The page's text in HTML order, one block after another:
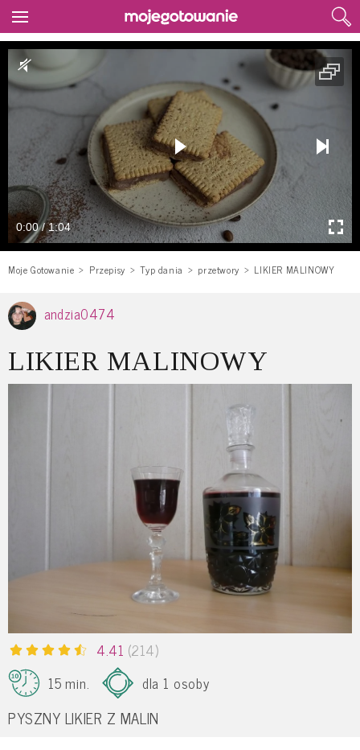
0:00 / 1:04
Moje Gotowanie Przepisy Typ dania przetwory LIKIER MALINOWY
andzia0474
LIKIER MALINOWY
4.41 (214)
15 min.
dla 1 osoby
PYSZNY LIKIER Z MALIN